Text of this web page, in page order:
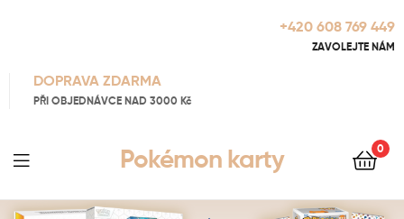
+420 608 769 449
ZAVOLEJTE NÁM
DOPRAVA ZDARMA
PŘI OBJEDNÁVCE NAD 3000 Kč
Pokémon karty 0